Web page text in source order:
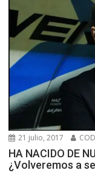
21 julio, 2017
HA NACIDO DE
¿Volveremos a